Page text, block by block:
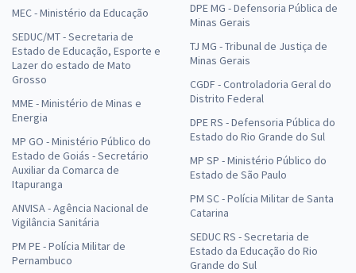
MEC - Ministério da Educação
SEDUC/MT - Secretaria de
Estado de Educação, Esporte e
Lazer do estado de Mato
Grosso
MME - Ministério de Minas e
Energia
MP GO - Ministério Público do
Estado de Goiás - Secretário
Auxiliar da Comarca de
Itapuranga
ANVISA - Agência Nacional de
Vigilância Sanitária
PM PE - Polícia Militar de
Pernambuco
DPE MG - Defensoria Pública de
Minas Gerais
TJ MG - Tribunal de Justiça de
Minas Gerais
CGDF - Controladoria Geral do
Distrito Federal
DPE RS - Defensoria Pública do
Estado do Rio Grande do Sul
MP SP - Ministério Público do
Estado de São Paulo
PM SC - Polícia Militar de Santa
Catarina
SEDUC RS - Secretaria de
Estado da Educação do Rio
Grande do Sul